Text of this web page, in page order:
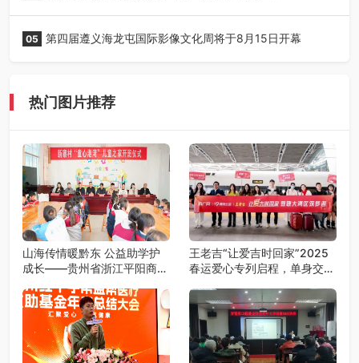
05 第四届遵义海龙屯国际影像文化周将于8月15日开幕
热门图片推荐
山海传情暖黔东 公益助学护
成长——贵州省浙江平阳商会
境学子
王老吉“让爱吉时回家”2025
春运爱心专列启程，单身交友